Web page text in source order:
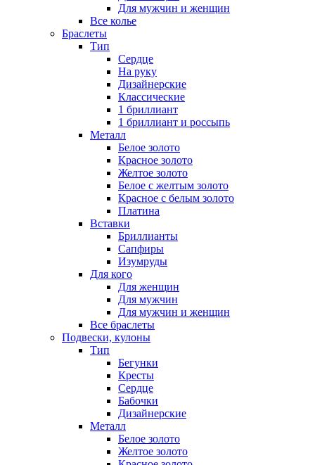
Для мужчин и женщин
Все колье
Браслеты
Тип
Сердце
На руку
Дизайнерские
Классические
1 бриллиант
1 бриллиант и россыпь
Металл
Белое золото
Красное золото
Желтое золото
Белое с желтым золото
Красное с белым золото
Платина
Вставки
Бриллианты
Сапфиры
Изумруды
Для кого
Для женщин
Для мужчин
Для мужчин и женщин
Все браслеты
Подвески, кулоны
Тип
Бегунки
Кресты
Сердце
Бабочки
Дизайнерские
Металл
Белое золото
Желтое золото